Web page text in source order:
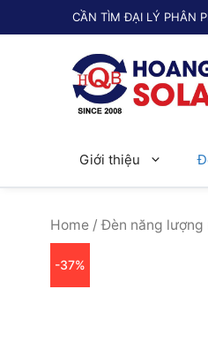
đến
CẦN TÌM ĐẠI LÝ PHÂN
Giới thiệu
Home /Đèn năng lượng
-37%